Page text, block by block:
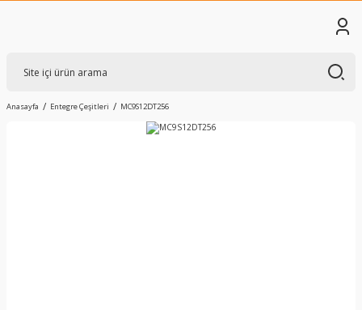
Anasayfa Entegre Çeşitleri MC9S12DT256